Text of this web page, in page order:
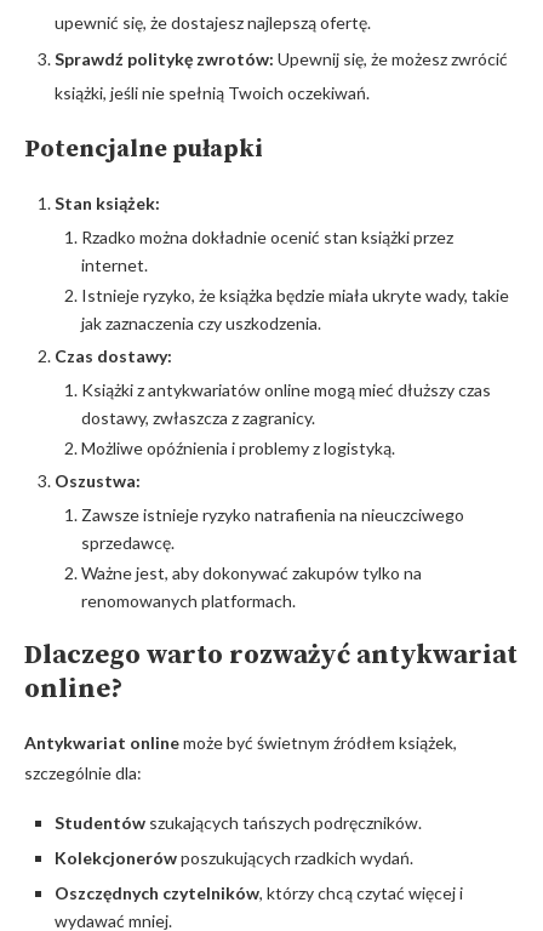
upewnić się, że dostajesz najlepszą ofertę.
Sprawdź politykę zwrotów: Upewnij się, że możesz zwrócić
książki, jeśli nie spełnią Twoich oczekiwań.
Potencjalne pułapki
Stan książek:
Rzadko można dokładnie ocenić stan książki przez
internet.
Istnieje ryzyko, że książka będzie miała ukryte wady, takie
jak zaznaczenia czy uszkodzenia.
Czas dostawy:
Książki z antykwariatów online mogą mieć dłuższy czas
dostawy, zwłaszcza z zagranicy.
Możliwe opóźnienia i problemy z logistyką.
Oszustwa:
Zawsze istnieje ryzyko natrafienia na nieuczciwego
sprzedawcę.
Ważne jest, aby dokonywać zakupów tylko na
renomowanych platformach.
Dlaczego warto rozważyć antykwariat
online?
Antykwariat onlinemoże być świetnym źródłem książek,
szczególnie dla:
Studentów szukających tańszych podręczników.
Kolekcjonerówposzukujących rzadkich wydań.
Oszczędnych czytelników, którzy chcą czytać więcej i
wydawać mniej.